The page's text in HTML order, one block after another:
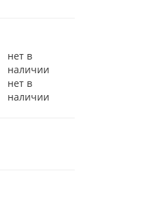
нет в
наличии
нет в
наличии